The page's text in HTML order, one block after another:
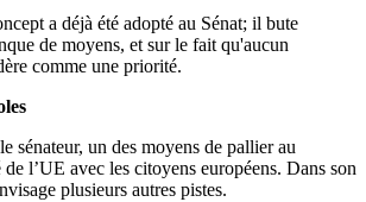
a déjà été adopté au Sénat; il bute
de moyens, et sur le fait qu'aucun
comme une priorité.
sénateur, un des moyens de pallier au
l’UE avec les citoyens européens. Dans son
plusieurs autres pistes.